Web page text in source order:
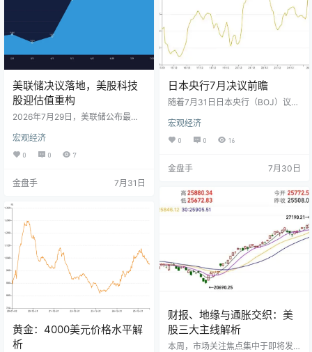
油价格出现回落。原油价格回落与…
美联储决议落地，美股科技
股迎估值重构
2026年7月29日，美联储公布最新
—3.75%区间不变。这是年内连续第
五次按兵不动。消息一出，美股三
大指数尾盘全线下跌：道指跌1153
最大单日跌幅；标普500跌1.52%至
点，科技板块成为本轮调整的主要
何引发如此剧烈的市场反应？答案
藏在美联储内部分歧的…
宏观经济
0 0 7
金盘手 7月31日
日本央行7月决议前瞻
随着7月31日日本央行（BOJ）议息
中于日本货币政策。在日元汇率逼
近40年低位及输入型通胀压力持续
上涨的背景下，市场对本次决议的
是日本央行将如何调整政策框架，
响。 一、决议前瞻：维持利率不变
并提供政策指引 市场普遍预期，日
本央行将在本次会议上保持当前利
个因素：一是政策效果评估…
宏观经济
0 0 16
金盘手 7月30日
财报、地缘与通胀交织：美
股三大主线解析
本周，市场关注焦点集中于即将发
黄金：4000美元价格水平解
析